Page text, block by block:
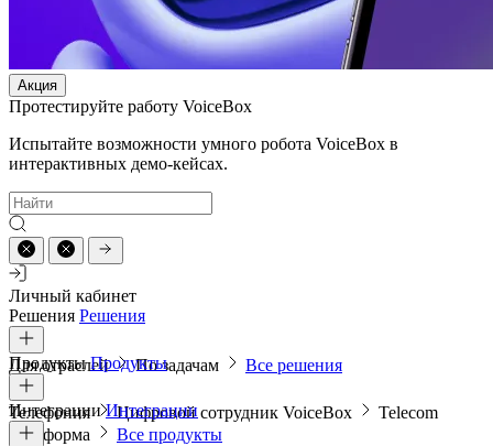
Акция
Протестируйте работу VoiceBox
Испытайте возможности умного робота VoiceBox в
интерактивных демо-кейсах.
Личный кабинет
Решения Решения
Для отраслей По задачам Все решения
ПродуктыПродукты
Телефония Цифровой сотрудник VoiceBox
Telecom
платформа
Все продукты
ИнтеграцииИнтеграции